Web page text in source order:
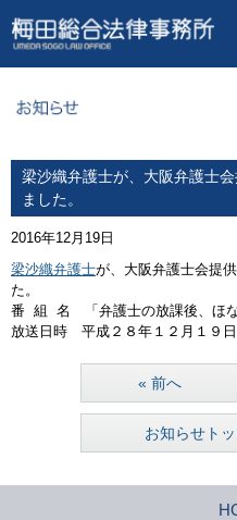
梁沙織弁護士が、大阪弁護士
ました。
2016年12月19日
梁沙織弁護士が、大阪弁護士会提
た。
番 組 名 「弁護士の放課後、ほな
放送日時 平成２８年１２月１９
« 前へ
お知らせト